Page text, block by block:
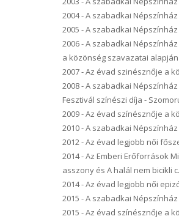
2004 - A szabadkai
2005 - A szabadkai
2006 - A szabadkai
a közönség szavazatai alapján
2007 - Az évad szinésznője a
2008 - A szabadkai
Fesztivál színészi díja -
2009 - Az évad színésznője a
2010 - A szabadkai
2012 - Az évad legjobb női
2014 - Az Emberi Erőforrások
asszony és A halál nem bicikli
2014 - Az évad legjobb női
2015 - A szabadkai
2015 - Az évad színésznője a